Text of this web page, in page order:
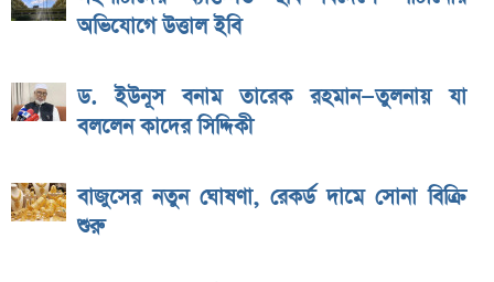
অভিযোগে উত্তাল ইবি
ড. ইউনূস বনাম তারেক রহমান—তুলনায় যা
বললেন কাদের সিদ্দিকী
বাজুসের নতুন ঘোষণা, রেকর্ড দামে সোনা বিক্রি
শুরু